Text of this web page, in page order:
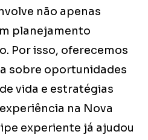
não apenas
planejamento
Por isso, oferecemos
sobre oportunidades
vida e estratégias
na Nova
experiente já ajudou